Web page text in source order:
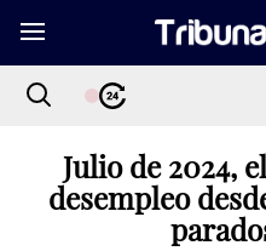
Julio de 2024,
desempleo